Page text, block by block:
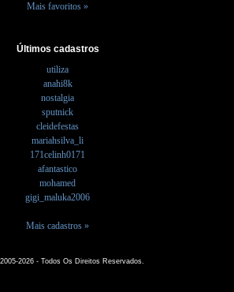
Mais favoritos »
Últimos cadastros
utiliza
anahi8k
nostalgia
sputnick
cleidefestas
mariahsilva_li
171celinh0171
afantastico
mohamed
gigi_maluka2006
Mais cadastros »
2026 - Todos Os Direitos Reservados.